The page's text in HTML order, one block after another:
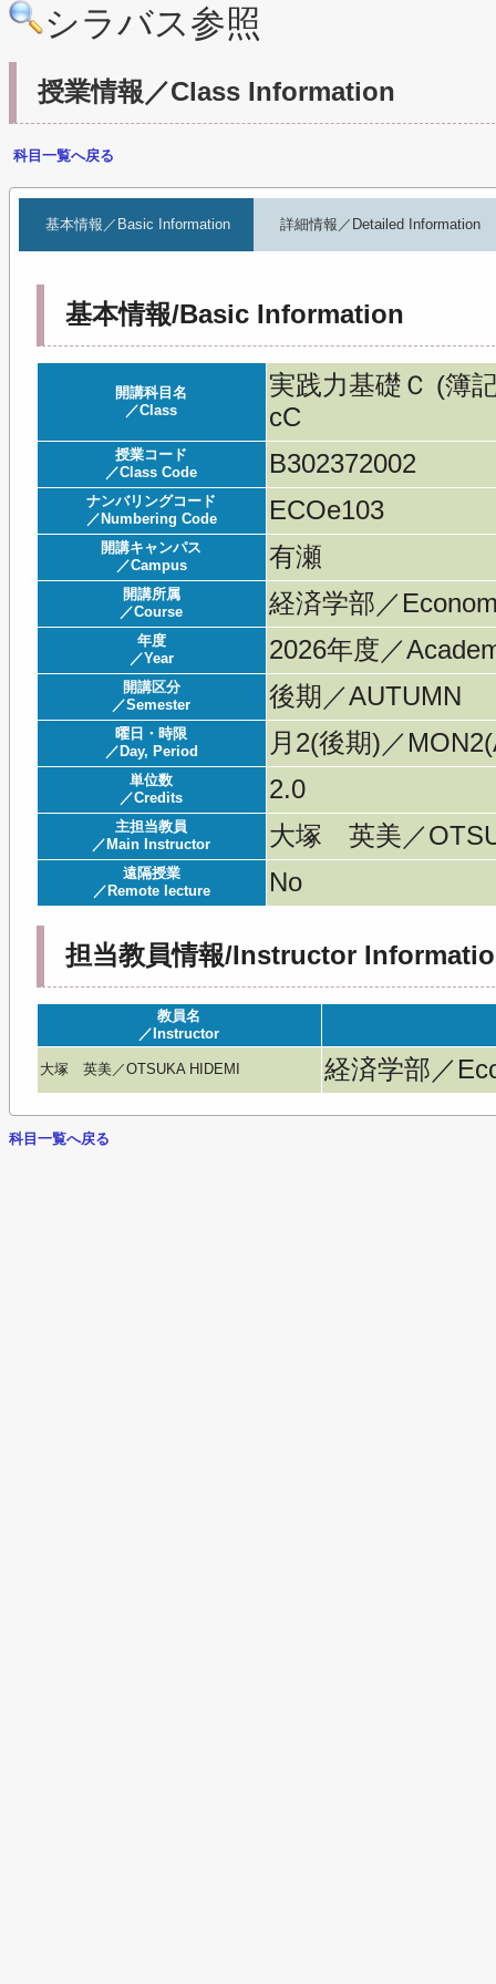
シラバス参照
授業情報／Class Information
科目一覧へ戻る
基本情報／Basic Information 詳細情報／Detailed Information
基本情報/Basic Information
開講科目名
／Class
実践力基礎Ｃ (簿
cC
授業コード
／Class Code
B302372002
ナンバリングコード
／Numbering Code
ECOe103
開講キャンパス
／Campus
有瀬
開講所属
／Course
経済学部／
年度
／Year
2026年度／
開講区分
／Semester
後期／AUTUMN
曜日・時限
／Day, Period
月2(後期)／
単位数
／Credits
2.0
主担当教員
／Main Instructor
大塚 英美／
遠隔授業
／Remote lecture
No
担当教員情報/Instructor
教員名
／Instructor
大塚 英美／OTSUKA HIDEMI 経済学部／
科目一覧へ戻る